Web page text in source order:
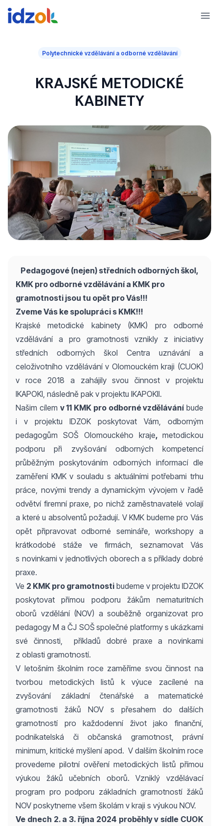
Polytechnické vzdělávání a odborné vzdělávání
KRAJSKÉ METODICKÉ
KABINETY
Pedagogové (nejen) středních odborných škol,
KMK pro odborné vzdělávání a KMK pro
gramotnosti jsou tu opět pro Vás!!!
Zveme Vás ke spolupráci s KMK!!!
Krajské metodické kabinety (KMK) pro odborné
vzdělávání a pro gramotnosti vznikly z iniciativy
středních odborných škol Centra uznávání a
celoživotního vzdělávání v Olomouckém kraji (CUOK)
v roce 2018 a zahájily svou činnost v projektu
IKAPOKI, následně pak v projektu IKAPOKII.
Našim cílem v 11 KMK pro odborné vzděláváníbude
i v projektu IDZOK poskytovat Vám, odborným
pedagogům SOŠ Olomouckého kraje, metodickou
podporu při zvyšování odborných kompetencí
průběžným poskytováním odborných informací dle
zaměření KMK v souladu s aktuálními potřebami trhu
práce, novými trendy a dynamickým vývojem v řadě
odvětví firemní praxe, po nichž zaměstnavatelé volají
a které u absolventů požadují. V KMK budeme pro Vás
opět připravovat odborné semináře, workshopy a
krátkodobé stáže ve firmách, seznamovat Vás
s novinkami v jednotlivých oborech a s příklady dobré
praxe.
Ve 2 KMK pro gramotnosti budeme v projektu IDZOK
poskytovat přímou podporu žákům nematuritních
oborů vzdělání (NOV) a souběžně organizovat pro
pedagogy M a ČJ SOŠ společné platformy s ukázkami
své činnosti, příkladů dobré praxe a novinkami
z oblasti gramotností.
V letošním školním roce zaměříme svou činnost na
tvorbou metodických listů k výuce zacílené na
zvyšování základní čtenářské a matematické
gramotnosti žáků NOV s přesahem do dalších
gramotností pro každodenní život jako finanční,
podnikatelská či občanská gramotnost, právní
minimum, kritické myšlení apod. V dalším školním roce
provedeme pilotní ověření metodických listů přímou
výukou žáků učebních oborů. Vzniklý vzdělávací
program pro podporu základních gramotností žáků
NOV poskytneme všem školám v kraji s výukou NOV.
Ve dnech 2. a 3. října 2024 proběhly v sídle CUOK